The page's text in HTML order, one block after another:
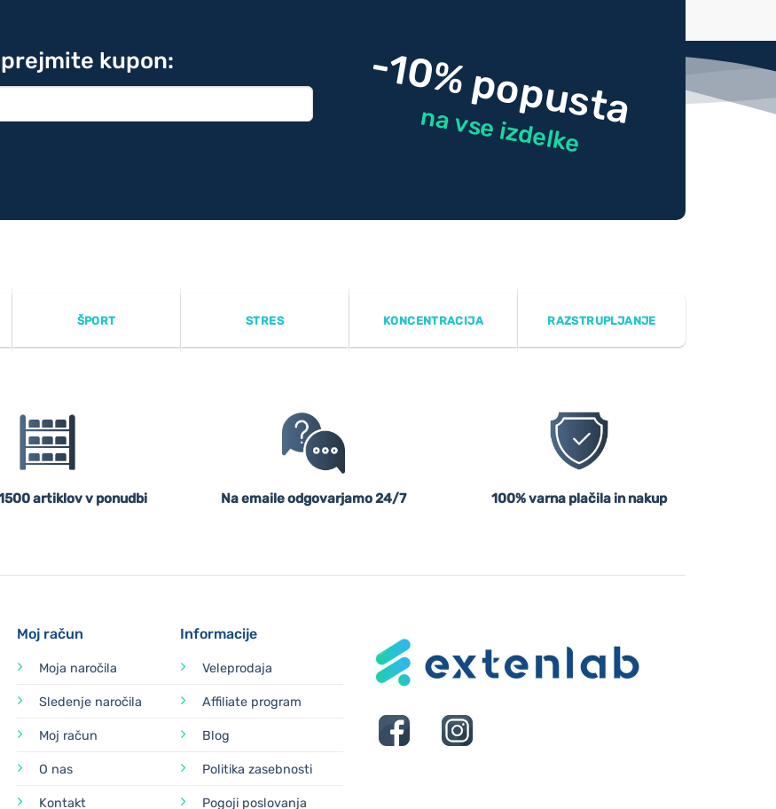
kupon: -10% popusta
na vse izdelke
ŠPORT STRES KONCENTRACIJA RAZSTRUPLJANJE
artiklov v ponudbi Na emaile odgovarjamo 24/7 100% varna plačila in nakup
Moj račun
Moja naročila
Sledenje naročila
Moj račun
O nas
Kontakt
Informacije
Veleprodaja
Affiliate program
Blog
Politika zasebnosti
Pogoji poslovanja